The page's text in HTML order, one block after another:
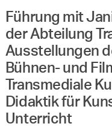
Führung mit
der Abteilung
Ausstellungen
Bühnen- und
Transmediale
Didaktik für
Unterricht